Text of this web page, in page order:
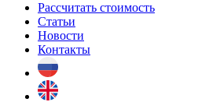
Рассчитать стоимость
Статьи
Новости
Контакты